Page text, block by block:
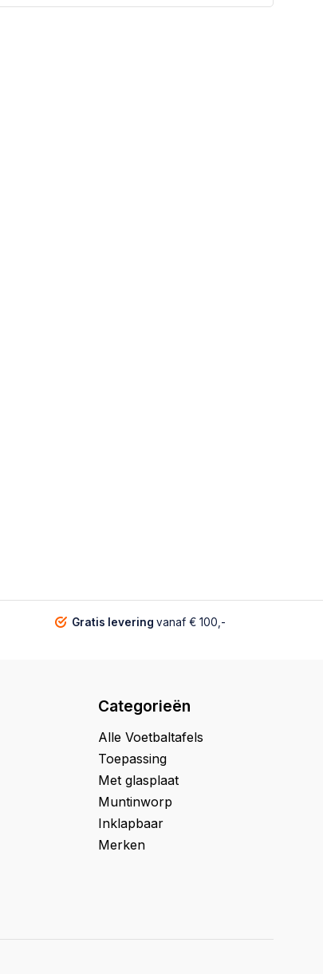
Gratis levering vanaf € 100,-
Categorieën
Alle Voetbaltafels
Toepassing
Met glasplaat
Muntinworp
Inklapbaar
Merken